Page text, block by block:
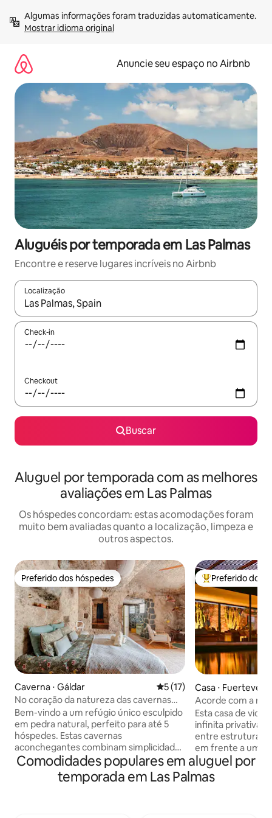
para
Mostrar idioma original
Anuncie seu espaço no Airbnb
Aluguéis por temporada em Las Palmas
Encontre e reserve lugares incríveis no Airbnb
Localização
Quando os resultados estiverem disponíveis, explore-os
Check-in
Checkout
Buscar
Aluguel por temporada com as melhores
avaliações em Las Palmas
Os hóspedes concordam: estas acomodações foram
muito bem avaliadas quanto a localização, limpeza e
outros aspectos.
Preferido dos hóspedes
Preferido dos hóspedes
Caverna ⋅ Gáldar 5 de uma avaliação média
5 (17)
No coração da natureza das cavernas
com amigos e familiares
Bem-vindo a um refúgio único esculpido
em pedra natural, perfeito para até 5
hóspedes. Estas cavernas
aconchegantes combinam simplicidade
e conforto, restauradas
cuidadosamente com materiais naturais
para oferecer um refúgio tranquilo.
Entre os
Preferido dos
Casa ⋅
Acorde com a
casa de vidro.
Esta casa de
infinita privativa,
entre estrutura e
em frente a um
Ugán, a Casa Liu
arredores, tanto
emocionalmente.
Comodidades populares em aluguel por
temporada em Las Palmas